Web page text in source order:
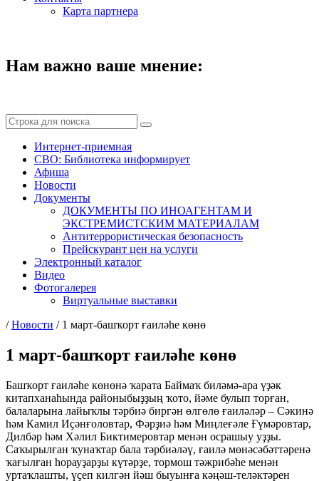
Карта партнера
Нам важно ваше мнение:
Интернет-приемная
СВО: Библиотека информирует
Афиша
Новости
Документы
ДОКУМЕНТЫ ПО ИНОАГЕНТАМ И
ЭКСТРЕМИСТСКИМ МАТЕРИАЛАМ
Антитеррористическая безопасность
Прейскурант цен на услуги
Электронный каталог
Видео
Фотогалерея
Виртуальные выставки
/Новости / 1 март-башҡорт ғаиләһе көнө
1 март-башҡорт ғаиләһе көнө
Башҡорт ғаиләһе көнөнә ҡарата Баймаҡ биләмә-ара үҙәк
китапханаһында районыбыҙҙың ҡото, йәме булып торған,
балаларына лайыҡлы тәрбиә биргән өлгөлө ғаиләләр – Сәкинә
һәм Камил Иҫәнғоловтар, Фәрҙиә һәм Миңлеғәле Ғүмәровтар,
Дилбәр һәм Хәлил Биктимеровтар менән осрашыу уҙҙы.
Саҡырылған ҡунаҡтар бала тәрбиәләү, ғаилә мөнәсәбәттәренә
ҡағылған һорауҙарҙы күтәрҙе, тормош тәжрибәһе менән
уртаҡлашты, үҫеп килгән йәш быуынға кәңәш-теләктәрен